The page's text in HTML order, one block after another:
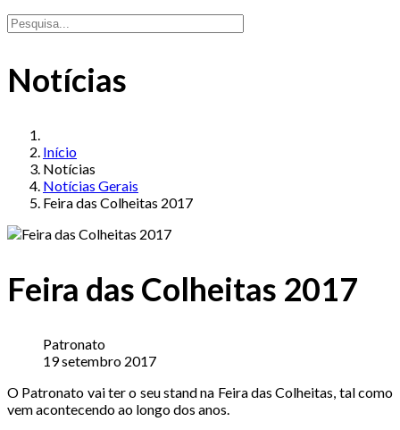
Notícias
Início
Notícias
Notícias Gerais
Feira das Colheitas 2017
Feira das Colheitas 2017
Patronato
19 setembro 2017
O Patronato vai ter o seu stand na Feira das Colheitas, tal como
vem acontecendo ao longo dos anos.